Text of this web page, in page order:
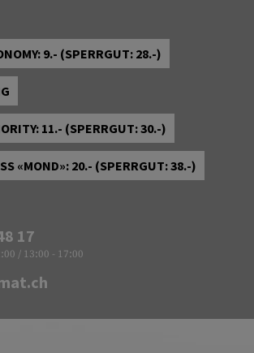
9.- (SPERRGUT: 28.-)
11.- (SPERRGUT: 30.-)
«MOND»: 20.- (SPERRGUT: 38.-)
17
/ 13:00 - 17:00